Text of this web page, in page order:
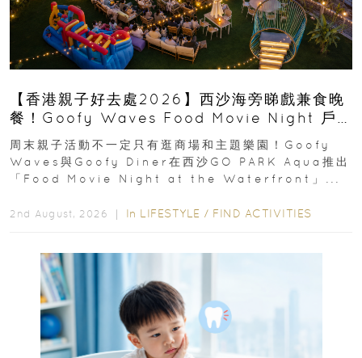
【香港親子好去處2026】西沙海旁睇戲兼食晚
餐！Goofy Waves Food Movie Night 戶
外影院逢週末登場
周末親子活動不一定只有逛商場和主題樂園！Goofy
Waves與Goofy Diner在西沙GO PARK Aqua推出
「Food Movie Night at the Waterfront」...
2nd August, 2026 ｜ In LIFESTYLE / FIND ACTIVITIES